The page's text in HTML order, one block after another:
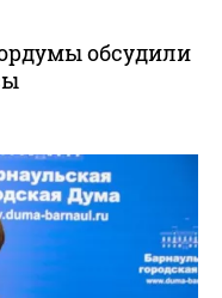
обсудили